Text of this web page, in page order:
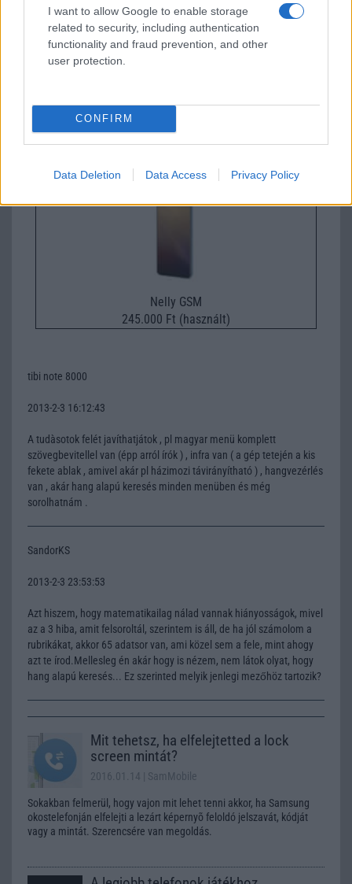
I want to allow Google to enable storage
related to security, including authentication
functionality and fraud prevention, and other
user protection.
CONFIRM
Data Deletion Data Access Privacy Policy
112.000 Ft (új)
Nelly GSM
245.000 Ft (használt)
tibi note 8000
2013-2-3 16:12:43
A tudàsotok felét javíthatjátok , pl magyar menü komplett
szövegbevitellel van (épp arról írók ) , infra van ( a gép tetején a kis
fekete ablak , amivel akár pl házimozi távirányítható ) , hangvezérlés
van , akár hang alapú keresés minden menüben és még
sorolhatnám .
SandorKS
2013-2-3 23:53:53
Azt hiszem, hogy matematikailag nálad vannak hiányosságok, mivel
az a 3 hiba, amit felsoroltál, szerintem is áll, de ha jól számolom a
rubrikákat, akkor 65 adatsor van, ami közel sem a fele, mint ahogy
azt te írod.Mellesleg én akár hogy is nézem, nem látok olyat, hogy
hang alapú keresés... Ez szerinted melyik jenlegi mezőhöz tartozik?
Mit tehetsz, ha elfelejtetted a lock
screen mintát?
2016.01.14 | SamMobile
Sokakban felmerül, hogy vajon mit lehet tenni akkor, ha Samsung
okostelefonján elfelejti a lezárt képernyõ feloldó jelszavát, kódját
vagy a mintát. Szerencsére van megoldás.